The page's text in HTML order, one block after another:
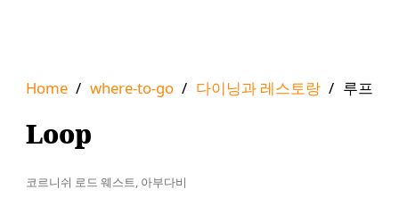
Home / where-to-go / 다이닝과 레스토랑 / 루프
Loop
코르니쉬 로드 웨스트, 아부다비